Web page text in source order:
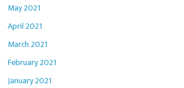
May 2021
April 2021
March 2021
February 2021
January 2021